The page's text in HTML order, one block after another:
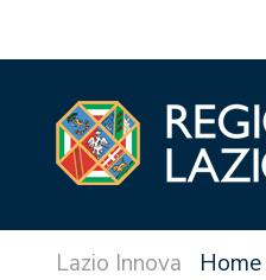
Home